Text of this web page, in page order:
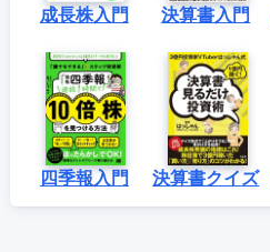
成長株入門 決算書入門
四季報入門 決算書クイズ